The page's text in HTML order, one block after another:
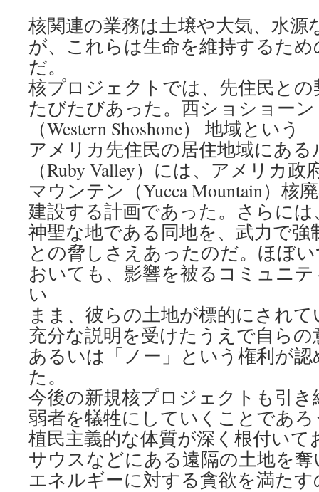
核関連の業務は土壌や大気、水源
が、これらは生命を維持するた
だ。
核プロジェクトでは、先住民と
たびたびあった。西ショショーン
（Western Shoshone） 地域という
アメリカ先住民の居住地域にあ
（Ruby Valley）には、アメリカ
マウンテン（Yucca Mountain）核
建設する計画であった。さらに
神聖な地である同地を、武力で強
との脅しさえあったのだ。ほぼ
おいても、影響を被るコミュニ
い
まま、彼らの土地が標的にされ
充分な説明を受けたうえで自ら
あるいは「ノー」という権利が
た。
今後の新規核プロジェクトも引
弱者を犠牲にしていくことであ
植民主義的な体質が深く根付い
サウスなどにある遠隔の土地を
エネルギーに対する貪欲を満た